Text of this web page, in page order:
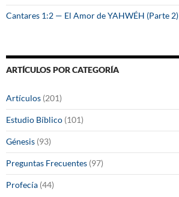
Cantares 1:2 — El Amor de YAHWÉH (Parte 2)
ARTÍCULOS POR CATEGORÍA
Artículos (201)
Estudio Bíblico (101)
Génesis (93)
Preguntas Frecuentes (97)
Profecía (44)